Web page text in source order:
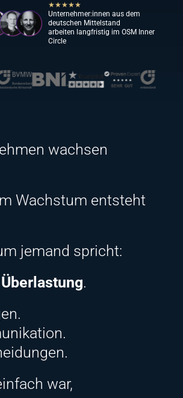
★★★★★
Unternehmer:innen aus dem
deutschen Mittelstand
arbeiten langfristig im OSM Inner
Circle
wachsen
Wachstum entsteht
jemand spricht:
.
war,